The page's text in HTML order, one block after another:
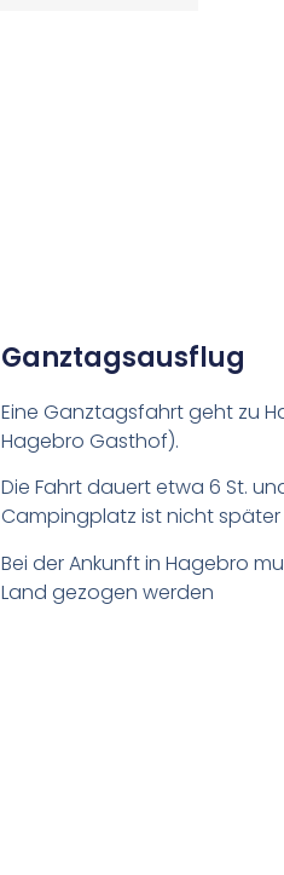
Ganztagsausflug
Eine Ganztagsfahrt geht zu
Hagebro Gasthof).
Die Fahrt dauert etwa 6 St.
Campingplatz ist nicht später
Bei der Ankunft in Hagebro
Land gezogen werden